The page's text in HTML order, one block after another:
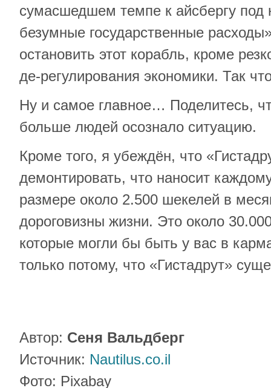
сумасшедшем темпе к айсбергу под
безумные государственные
остановить этот корабль, кроме
де-регулирования экономики. Так
Ну и самое главное… Поделитесь,
больше людей осознало ситуацию.
Кроме того, я убеждён, что
демонтировать, что наносит
размере около 2.500 шекелей в
дороговизны жизни. Это около
которые могли бы быть у вас в
только потому, что «Гистадрут»
Автор: Сеня Вальдберг
Источник: Nautilus.co.il
Фото: Pixabay